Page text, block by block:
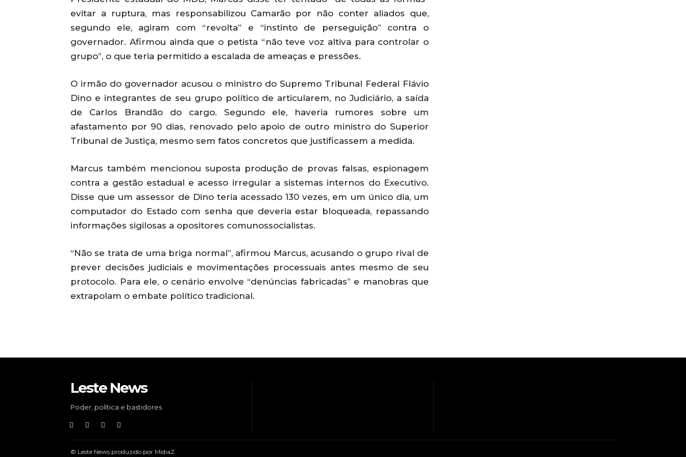
evitar a ruptura, mas responsabilizou Camarão por não conter aliados que,
segundo ele, agiram com “revolta” e “instinto de perseguição” contra o
governador. Afirmou ainda que o petista “não teve voz altiva para controlar o
grupo”, o que teria permitido a escalada de ameaças e pressões.
O irmão do governador acusou o ministro do Supremo Tribunal Federal Flávio
Dino e integrantes de seu grupo político de articularem, no Judiciário, a saída
de Carlos Brandão do cargo. Segundo ele, haveria rumores sobre um
afastamento por 90 dias, renovado pelo apoio de outro ministro do Superior
Tribunal de Justiça, mesmo sem fatos concretos que justificassem a medida.
Marcus também mencionou suposta produção de provas falsas, espionagem
contra a gestão estadual e acesso irregular a sistemas internos do Executivo.
Disse que um assessor de Dino teria acessado 130 vezes, em um único dia, um
computador do Estado com senha que deveria estar bloqueada, repassando
informações sigilosas a opositores comunossocialistas.
“Não se trata de uma briga normal”, afirmou Marcus, acusando o grupo rival de
prever decisões judiciais e movimentações processuais antes mesmo de seu
protocolo. Para ele, o cenário envolve “denúncias fabricadas” e manobras que
extrapolam o embate político tradicional.
Leste News
Poder, política e bastidores
© Leste News produzido por MidiaZ